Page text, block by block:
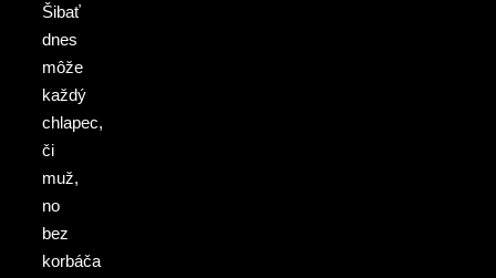
Šibať
dnes
môže
každý
chlapec,
či
muž,
no
bez
korbáča